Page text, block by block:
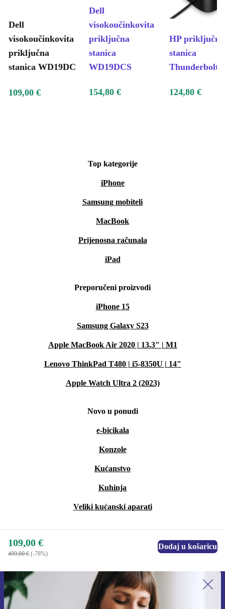
Dell
visokoučinkovita
priključna
stanica WD19DC
Dell
visokoučinkovita
priključna
stanica
WD19DCS
HP priključna
stanica
Thunderbolt
109,00 € 154,80 € 124,80 €
Top kategorije
iPhone
Samsung mobiteli
MacBook
Prijenosna računala
iPad
Preporučeni proizvodi
iPhone 15
Samsung Galaxy S23
Apple MacBook Air 2020 | 13.3" | M1
Lenovo ThinkPad T480 | i5-8350U | 14"
Apple Watch Ultra 2 (2023)
Novo u ponudi
e-bicikala
Konzole
Kućanstvo
Kuhinja
Veliki kućanski aparati
109,00 €
499,00 € (-78%)
Dodaj u košaricu
Prijavi se na newsletter!
Nikad više ne propusti ponudu.